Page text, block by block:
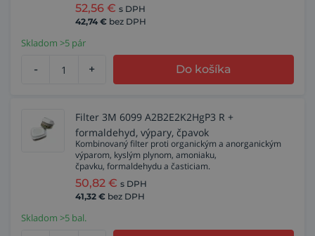
52,56 € s DPH
42,74 € bez DPH
Skladom >5 pár
- + Do košíka
Filter 3M 6099 A2B2E2K2HgP3 R +
formaldehyd, výpary, čpavok
Kombinovaný filter proti organickým a anorganickým
výparom, kyslým plynom, amoniaku,
čpavku, formaldehydu a časticiam.
50,82 € s DPH
41,32 € bez DPH
Skladom >5 bal.